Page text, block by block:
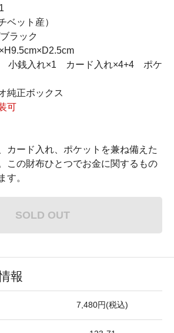
ット産）
ラック
小銭入れ×1 カード入れ×4+4 ポケ
純正ボックス
可
カード入れ、ポケットを兼ね備えた
この財布ひとつでお金に関するもの
す。
SOLD OUT
報
7,480円(税込)